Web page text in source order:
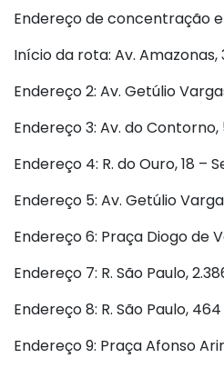
Endereço de concentração
Início da rota: Av.
Endereço 2: Av. Getúlio
Endereço 3: Av. do
Endereço 4: R. do Ouro, 18 –
Endereço 5: Av. Getúlio
Endereço 6: Praça Diogo de
Endereço 7: R. São Paulo,
Endereço 8: R. São Paulo,
Endereço 9: Praça Afonso